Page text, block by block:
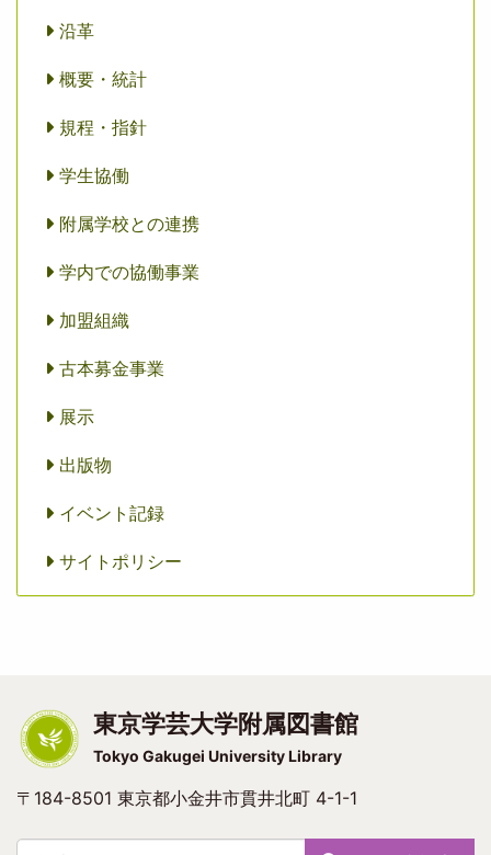
沿革
概要・統計
規程・指針
学生協働
附属学校との連携
学内での協働事業
加盟組織
古本募金事業
展示
出版物
イベント記録
サイトポリシー
東京学芸大学附属図書館
Tokyo Gakugei University Library
〒184-8501 東京都小金井市貫井北町 4-1-1